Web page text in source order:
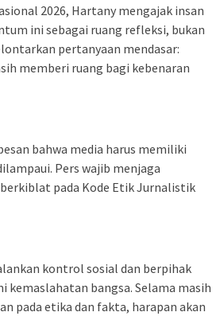
2026, Hartany mengajak insan
ini sebagai ruang refleksi, bukan
pertanyaan mendasar:
memberi ruang bagi kebenaran
bahwa media harus memiliki
Pers wajib menjaga
pada Kode Etik Jurnalistik
kontrol sosial dan berpihak
kemaslahatan bangsa. Selama masih
pada etika dan fakta, harapan akan